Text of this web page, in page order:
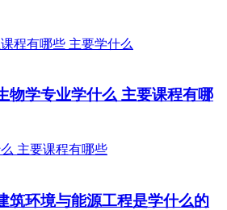
物学专业学什么 主要课程有哪
筑环境与能源工程是学什么的